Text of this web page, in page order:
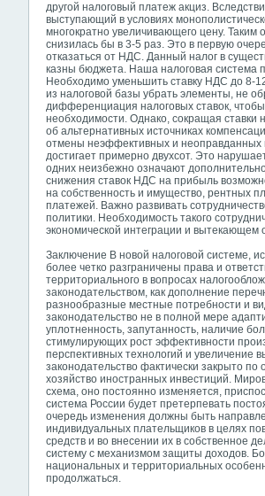
другой налоговый платеж акциз.
выступающий в условиях
многократно увеличивающего цену. Таким
снизилась бы в 3-5 раз. Это в первую
отказаться от НДС. Данный налог в
казны бюджета. Наша налоговая система
Необходимо уменьшить ставку НДС до 8-
из налоговой базы убрать элементы, не
дифференциация налоговых ставок,
необходимости. Однако, сокращая ставки
об альтернативных источниках
отмены неэффективных и неоправданных
достигает примерно двухсот. Это
одних неизбежно означают
снижения ставок НДС на прибыль
на собственность и имущество, рентных
платежей. Важно развивать
политики. Необходимость такого
экономической интеграции и
Заключение В новой налоговой системе,
более четко разграничены права и
территориального в вопросах
законодательством, как дополнение
разнообразные местные потребности и
законодательство не в полной мере
уплотненность, запутанность, наличие
стимулирующих рост эффективности
перспективных технологий и увеличение
законодательство фактически закрыто
хозяйство иностранных инвестиций.
схема, оно постоянно изменяется,
система России будет претерпевать
очередь изменения должны быть
индивидуальных плательщиков в целях
средств и во внесении их в собственное
систему с механизмом защиты доходов.
национальных и территориальных
продолжаться.